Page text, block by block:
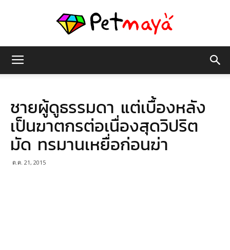
มายา
ชายผู้ดูธรรมดา แต่เบื้องหลัง
เป็นฆาตกรต่อเนื่องสุดวิปริต
มัด ทรมานเหยื่อก่อนฆ่า
ต.ค. 21, 2015